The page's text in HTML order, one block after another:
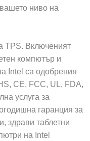
ниво на
TPS. Включеният
компютър и
Intel са одобрения
CE, FCC, UL, FDA,
услуга за
гаранция за
здрави таблетни
на Intel